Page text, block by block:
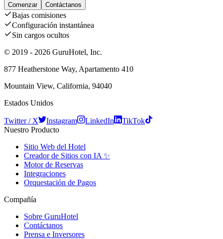
Comenzar Contáctanos
Bajas comisiones
Configuración instantánea
Sin cargos ocultos
© 2019 - 2026 GuruHotel, Inc.
877 Heatherstone Way, Apartamento 410
Mountain View, California, 94040
Estados Unidos
Twitter / X Instagram LinkedIn
TikTok
Nuestro Producto
Sitio Web del Hotel
Creador de Sitios con IA ✨
Motor de Reservas
Integraciones
Orquestación de Pagos
Compañía
Sobre GuruHotel
Contáctanos
Prensa e Inversores